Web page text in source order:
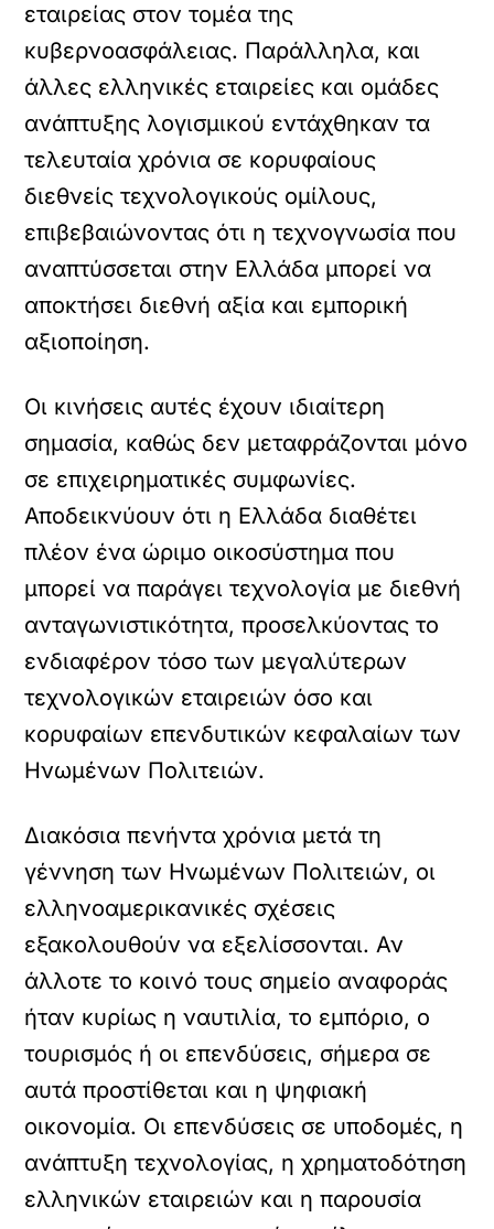
εταιρείας στον τομέα της
κυβερνοασφάλειας. Παράλληλα, και
άλλες ελληνικές εταιρείες και ομάδες
ανάπτυξης λογισμικού εντάχθηκαν τα
τελευταία χρόνια σε κορυφαίους
διεθνείς τεχνολογικούς ομίλους,
επιβεβαιώνοντας ότι η τεχνογνωσία που
αναπτύσσεται στην Ελλάδα μπορεί να
αποκτήσει διεθνή αξία και εμπορική
αξιοποίηση.
Οι κινήσεις αυτές έχουν ιδιαίτερη
σημασία, καθώς δεν μεταφράζονται μόνο
σε επιχειρηματικές συμφωνίες.
Αποδεικνύουν ότι η Ελλάδα διαθέτει
πλέον ένα ώριμο οικοσύστημα που
μπορεί να παράγει τεχνολογία με διεθνή
ανταγωνιστικότητα, προσελκύοντας το
ενδιαφέρον τόσο των μεγαλύτερων
τεχνολογικών εταιρειών όσο και
κορυφαίων επενδυτικών κεφαλαίων των
Ηνωμένων Πολιτειών.
Διακόσια πενήντα χρόνια μετά τη
γέννηση των Ηνωμένων Πολιτειών, οι
ελληνοαμερικανικές σχέσεις
εξακολουθούν να εξελίσσονται. Αν
άλλοτε το κοινό τους σημείο αναφοράς
ήταν κυρίως η ναυτιλία, το εμπόριο, ο
τουρισμός ή οι επενδύσεις, σήμερα σε
αυτά προστίθεται και η ψηφιακή
οικονομία. Οι επενδύσεις σε υποδομές, η
ανάπτυξη τεχνολογίας, η χρηματοδότηση
ελληνικών εταιρειών και η παρουσία